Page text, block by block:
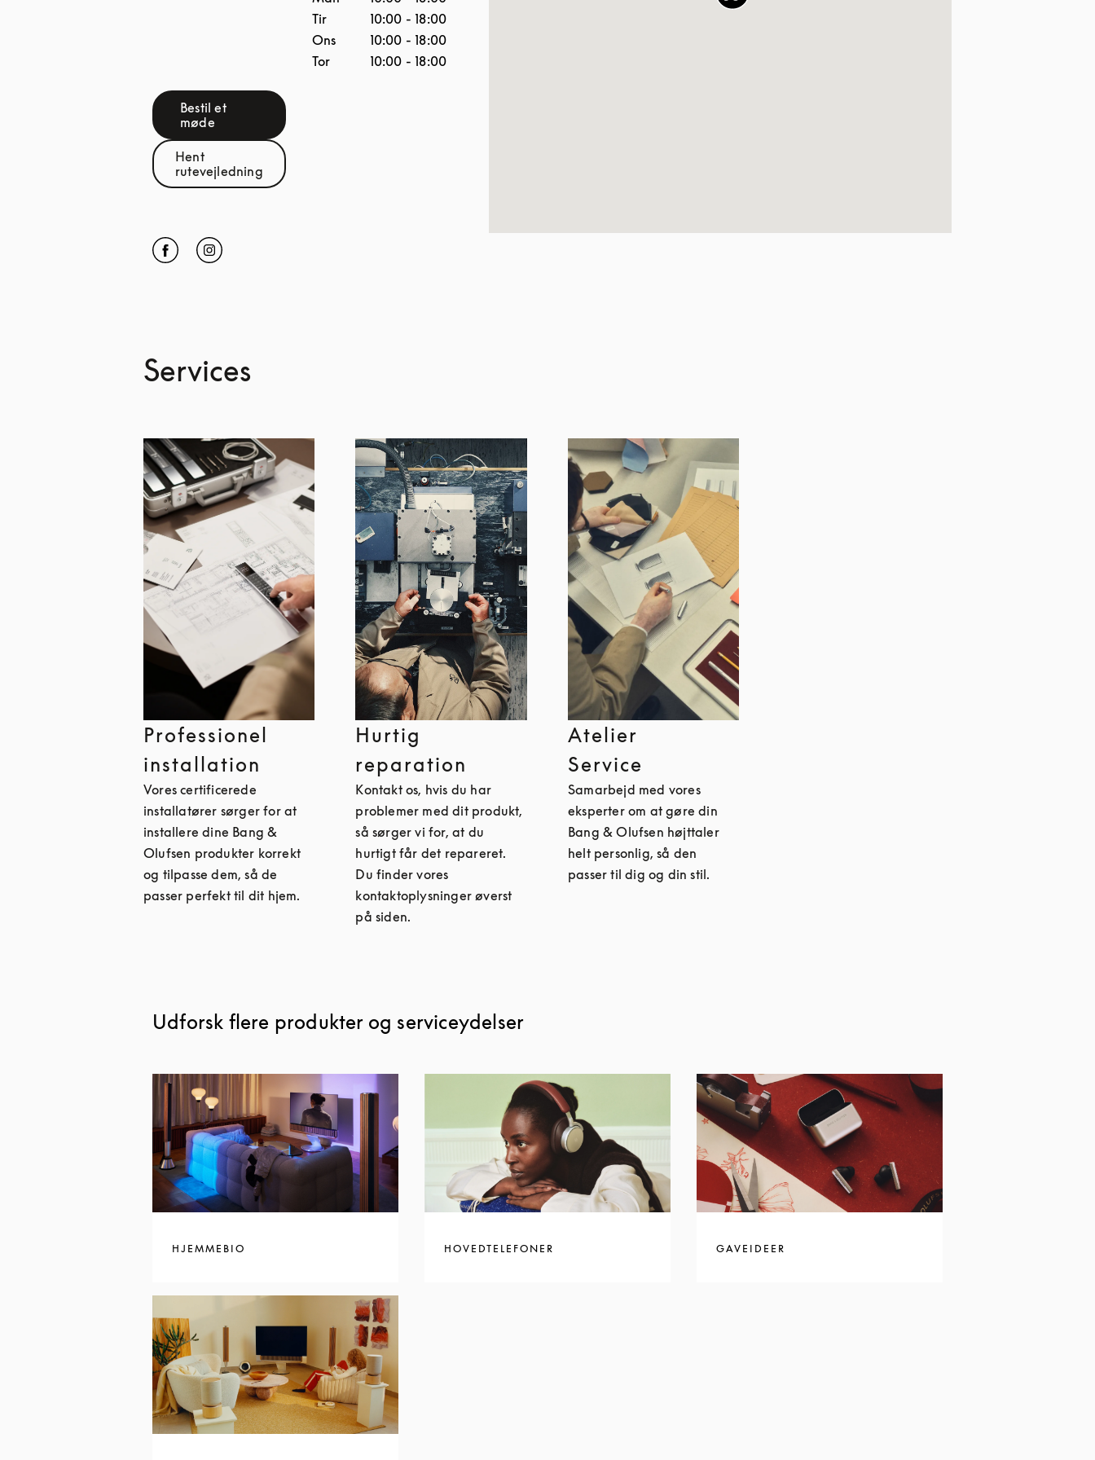
Bestil et
møde
Link Opens in New Tab
Hent
rutevejledningLink Opens in New Tab
Click to open Facebook
Link Opens in New Tab
Click to open Instagram
Link Opens in New Tab
Tir
10:00 - 18:00
Ons
10:00 - 18:00
Tor
10:00 - 18:00
Services
Professionel
installation
Vores certificerede
installatører sørger for at
installere dine Bang &
Olufsen produkter korrekt
og tilpasse dem, så de
passer perfekt til dit hjem.
Hurtig
reparation
Kontakt os, hvis du har
problemer med dit produkt,
så sørger vi for, at du
hurtigt får det repareret.
Du finder vores
kontaktoplysninger øverst
på siden.
Atelier
Service
Samarbejd med vores
eksperter om at gøre din
Bang & Olufsen højttaler
helt personlig, så den
passer til dig og din stil.
Udforsk flere produkter og serviceydelser
HJEMMEBIO HOVEDTELEFONER GAVEIDEER